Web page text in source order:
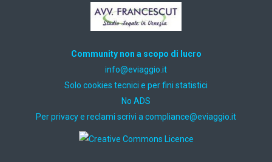
Community non a scopo di lucro
ti.oiggaive@ofni
Solo cookies tecnici e per fini statistici
No ADS
Per privacy e reclami scrivi a ti.oiggaive@ecnailpmoc